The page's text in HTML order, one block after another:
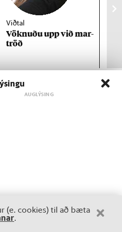
Viðtal
Vökn­uðu upp við mar­
tröð
Benda á frétt
Auglýsingar
(e. cookies) til að bæta
.